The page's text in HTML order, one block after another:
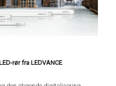
rør fra LEDVANCE